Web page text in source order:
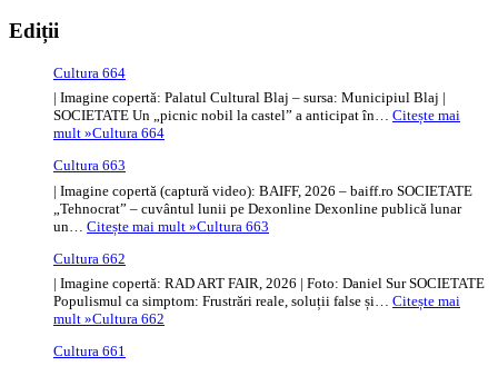
Ediții
Cultura 664
| Imagine copertă: Palatul Cultural Blaj – sursa: Municipiul Blaj |
SOCIETATE Un „picnic nobil la castel” a anticipat în… Citește mai
mult »Cultura 664
Cultura 663
| Imagine copertă (captură video): BAIFF, 2026 – baiff.ro SOCIETATE
„Tehnocrat” – cuvântul lunii pe Dexonline Dexonline publică lunar
un… Citește mai mult »Cultura 663
Cultura 662
| Imagine copertă: RAD ART FAIR, 2026 | Foto: Daniel Sur SOCIETATE
Populismul ca simptom: Frustrări reale, soluții false și… Citește mai
mult »Cultura 662
Cultura 661